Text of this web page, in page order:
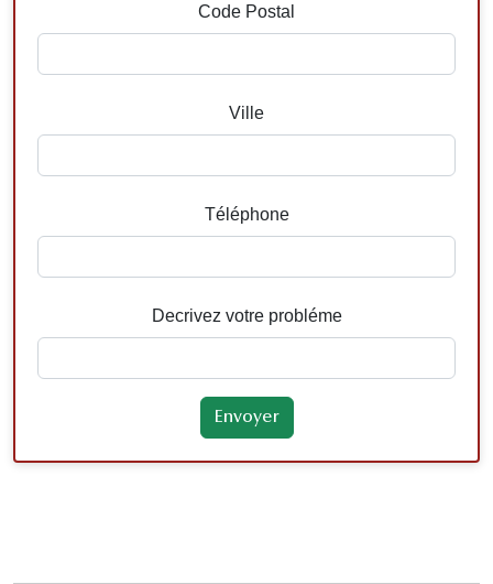
Code Postal
Ville
Téléphone
Decrivez votre probléme